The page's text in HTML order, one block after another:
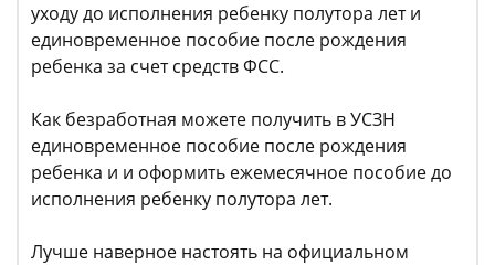
уходу до исполнения ребенку полутора лет и
единовременное пособие после рождения
ребенка за счет средств ФСС.
Как безработная можете получить в УСЗН
единовременное пособие после рождения
ребенка и и оформить ежемесячное пособие до
исполнения ребенку полутора лет.
Лучше наверное настоять на официальном